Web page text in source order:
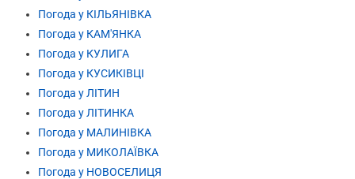
Погода у КІЛЬЯНІВКА
Погода у КАМ'ЯНКА
Погода у КУЛИГА
Погода у КУСИКІВЦІ
Погода у ЛІТИН
Погода у ЛІТИНКА
Погода у МАЛИНІВКА
Погода у МИКОЛАЇВКА
Погода у НОВОСЕЛИЦЯ